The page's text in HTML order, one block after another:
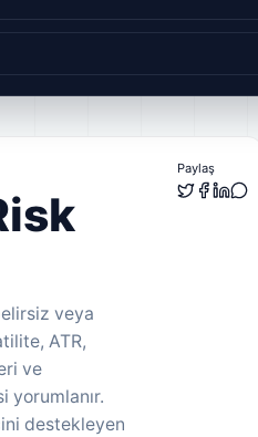
veya
ATR,
ve
yorumlanır.
destekleyen
Paylaş